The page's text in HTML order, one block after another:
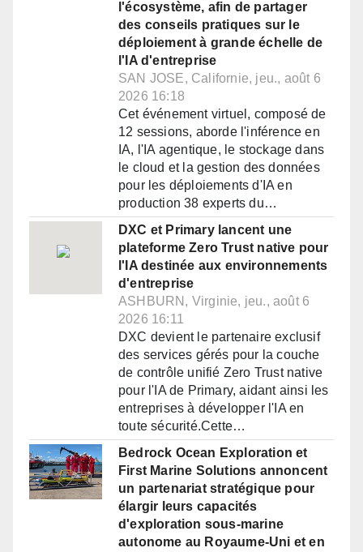
l'écosystème, afin de partager
des conseils pratiques sur le
déploiement à grande échelle de
l'IA d'entreprise
SAN JOSE, Californie, jeu., août 6
2026 16:18
Cet événement virtuel, composé de
12 sessions, aborde l'inférence en
IA, l'IA agentique, le stockage dans
le cloud et la gestion des données
pour les déploiements d'IA en
production 38 experts du…
DXC et Primary lancent une
plateforme Zero Trust native pour
l'IA destinée aux environnements
d'entreprise
ASHBURN, Virginie, jeu., août 6
2026 16:11
DXC devient le partenaire exclusif
des services gérés pour la couche
de contrôle unifié Zero Trust native
pour l'IA de Primary, aidant ainsi les
entreprises à développer l'IA en
toute sécurité.Cette…
Bedrock Ocean Exploration et
First Marine Solutions annoncent
un partenariat stratégique pour
élargir leurs capacités
d'exploration sous-marine
autonome au Royaume-Uni et en